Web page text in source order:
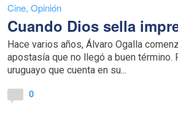
Cine,Opinión
Cuando Dios sella
Hace varios años, Álvaro Ogalla
apostasía que no llegó a buen término.
uruguayo que cuenta en su...
0